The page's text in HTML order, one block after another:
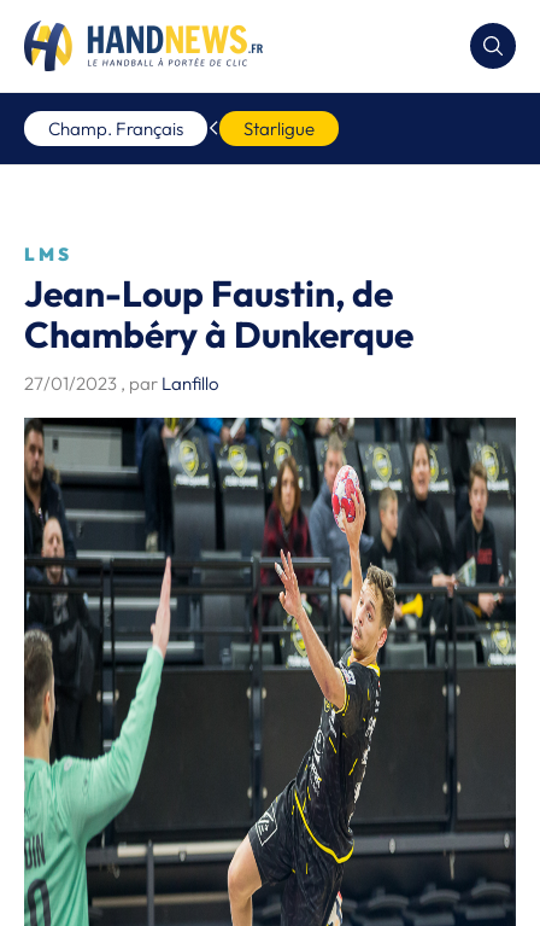
Champ. Français Starligue
LMS
Jean-Loup Faustin, de
Chambéry à Dunkerque
27/01/2023 , par Lanfillo